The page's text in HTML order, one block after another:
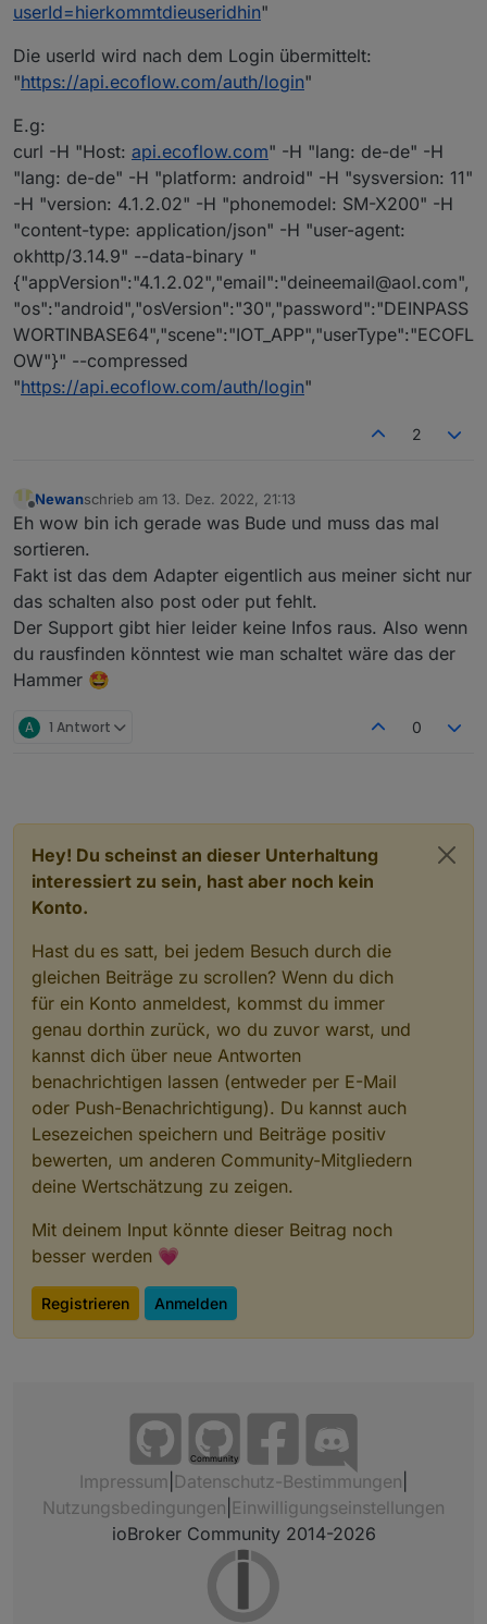
userId=hierkommtdieuseridhin"
Die userId wird nach dem Login übermittelt:
"https://api.ecoflow.com/auth/login"
E.g:
curl -H "Host: api.ecoflow.com" -H "lang: de-de" -H
"lang: de-de" -H "platform: android" -H "sysversion: 11"
-H "version: 4.1.2.02" -H "phonemodel: SM-X200" -H
"content-type: application/json" -H "user-agent:
okhttp/3.14.9" --data-binary "
{"appVersion":"4.1.2.02","email":"deineemail@aol.com",
"os":"android","osVersion":"30","password":"DEINPASS
WORTINBASE64","scene":"IOT_APP","userType":"ECOFL
OW"}" --compressed
"https://api.ecoflow.com/auth/login"
2
Newanschrieb am 13. Dez. 2022, 21:13
zuletzt editiert von
Eh wow bin ich gerade was Bude und muss das mal
sortieren.
Fakt ist das dem Adapter eigentlich aus meiner sicht nur
das schalten also post oder put fehlt.
Der Support gibt hier leider keine Infos raus. Also wenn
du rausfinden könntest wie man schaltet wäre das der
Hammer 🤩
A 1 Antwort 0
Hey! Du scheinst an dieser Unterhaltung
interessiert zu sein, hast aber noch kein
Konto.
Hast du es satt, bei jedem Besuch durch die
gleichen Beiträge zu scrollen? Wenn du dich
für ein Konto anmeldest, kommst du immer
genau dorthin zurück, wo du zuvor warst, und
kannst dich über neue Antworten
benachrichtigen lassen (entweder per E-Mail
oder Push-Benachrichtigung). Du kannst auch
Lesezeichen speichern und Beiträge positiv
bewerten, um anderen Community-Mitgliedern
deine Wertschätzung zu zeigen.
Mit deinem Input könnte dieser Beitrag noch
besser werden 💗
Registrieren Anmelden
Community
Impressum Datenschutz-Bestimmungen
Nutzungsbedingungen Einwilligungseinstellungen
ioBroker Community 2014-2026